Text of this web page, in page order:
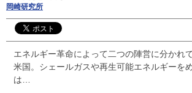
岡崎研究所
エネルギー革命によって二つの陣営に分かれ
米国。シェールガスや再生可能エネルギーを
は…